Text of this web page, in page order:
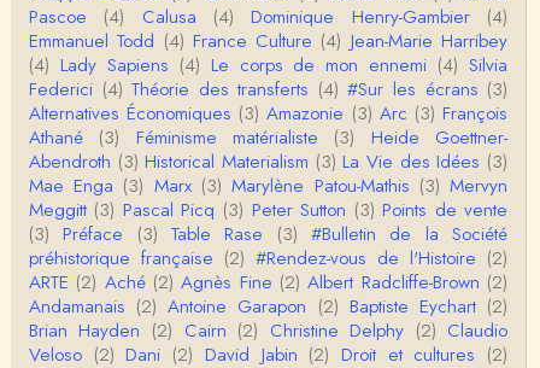
Cet article apporte de l'eau à mon moulin (si j'ose
dire) en appuyant la réalité des torture…
roland chaudat
IROQUOIS CANNIBALISM: FACT NOT FICTIONTho
mas S. AblerUniversity of WaterlooBien que ce text
e ne comp…
roland chaudat
Merci de relever ma généralisation hâtive en ce qu
i concerne une hypothétique proportion relative e
n…
Christophe Darmangeat
Pour ce qui est des effets de la variole, ils ont en
effet été catastrophiques 'une manière géné…
Pascoe
(4) Calusa (4) Dominique Henry-Gambier
(4)
Emmanuel Todd (4) France Culture (4) Jean-Marie Harribey
(4) Lady Sapiens (4) Le corps de mon ennemi (4) Silvia
Federici (4) Théorie des transferts (4) #Sur les écrans (3)
Alternatives Économiques (3) Amazonie (3) Arc (3) François
Athané
(3) Féminisme matérialiste (3)
Heide Goettner-
Abendroth (3) Historical Materialism (3) La Vie des Idées (3)
Mae Enga (3) Marx (3) Marylène Patou-Mathis (3) Mervyn
Meggitt (3) Pascal Picq (3) Peter Sutton (3) Points de vente
(3) Préface (3) Table Rase (3) #Bulletin de la Société
préhistorique française (2) #Rendez-vous de l'Histoire (2)
ARTE (2) Aché (2) Agnès Fine (2) Albert Radcliffe-Brown (2)
Andamanais (2) Antoine Garapon (2) Baptiste Eychart (2)
Brian Hayden (2) Cairn (2) Christine Delphy (2) Claudio
Veloso (2) Dani (2) David Jabin (2) Droit et cultures (2)